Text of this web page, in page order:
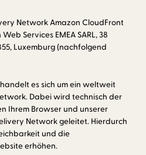
Network Amazon CloudFront
Services EMEA SARL, 38
Luxemburg (nachfolgend
es sich um ein weltweit
Dabei wird technisch der
Ihrem Browser und unserer
Network geleitet. Hierdurch
und die
erhöhen.